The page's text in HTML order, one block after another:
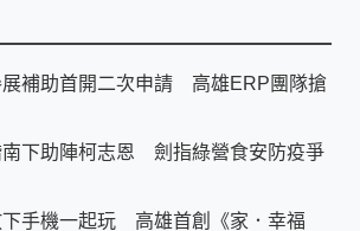
展補助首開二次申請 高雄ERP團隊搶
南下助陣柯志恩 劍指綠營食安防疫爭
下手機一起玩 高雄首創《家．幸福